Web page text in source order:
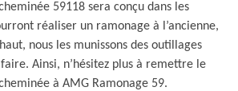
59118 sera conçu dans les
réaliser un ramonage à l’ancienne,
nous les munissons des outillages
Ainsi, n’hésitez plus à remettre le
à AMG Ramonage 59.